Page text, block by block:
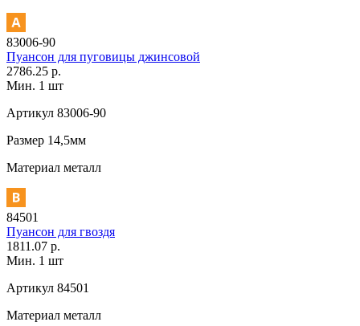
83006-90
Пуансон для пуговицы джинсовой
2786.25 р.
Мин. 1 шт
Артикул 83006-90
Размер 14,5мм
Материал металл
84501
Пуансон для гвоздя
1811.07 р.
Мин. 1 шт
Артикул 84501
Материал металл